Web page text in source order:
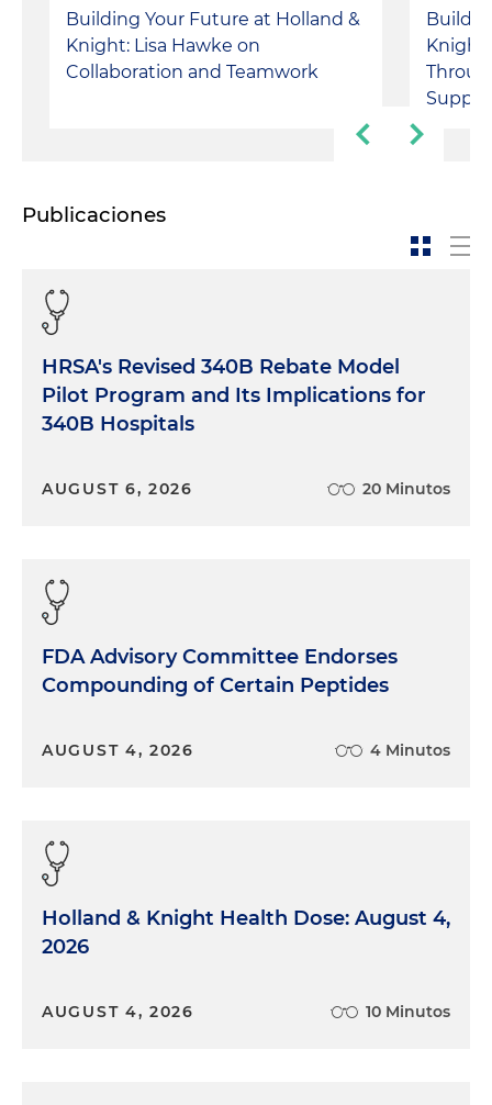
Building Your Future at Holland &
Knight: Lisa Hawke on
Collaboration and Teamwork
Publicaciones
HRSA's Revised 340B Rebate Model
Pilot Program and Its Implications for
340B Hospitals
AUGUST 6, 2026 20 Minutos
FDA Advisory Committee Endorses
Compounding of Certain Peptides
AUGUST 4, 2026 4 Minutos
Holland & Knight Health Dose: August 4,
2026
AUGUST 4, 2026 10 Minutos